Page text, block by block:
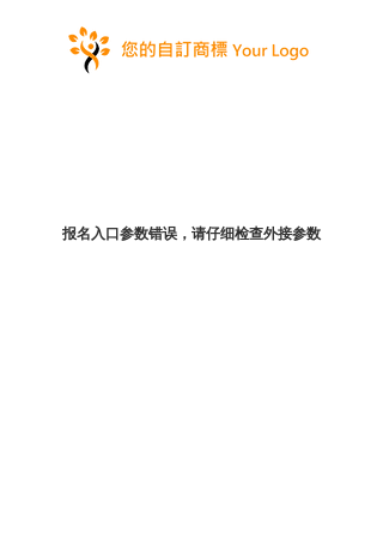
报名入口参数错误，请仔细检查外接参数